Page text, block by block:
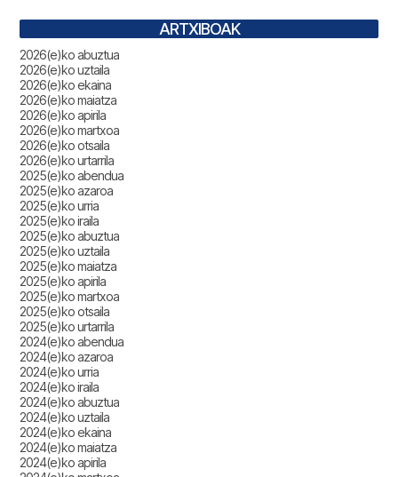
ARTXIBOAK
2026(e)ko abuztua
2026(e)ko uztaila
2026(e)ko ekaina
2026(e)ko maiatza
2026(e)ko apirila
2026(e)ko martxoa
2026(e)ko otsaila
2026(e)ko urtarrila
2025(e)ko abendua
2025(e)ko azaroa
2025(e)ko urria
2025(e)ko iraila
2025(e)ko abuztua
2025(e)ko uztaila
2025(e)ko maiatza
2025(e)ko apirila
2025(e)ko martxoa
2025(e)ko otsaila
2025(e)ko urtarrila
2024(e)ko abendua
2024(e)ko azaroa
2024(e)ko urria
2024(e)ko iraila
2024(e)ko abuztua
2024(e)ko uztaila
2024(e)ko ekaina
2024(e)ko maiatza
2024(e)ko apirila